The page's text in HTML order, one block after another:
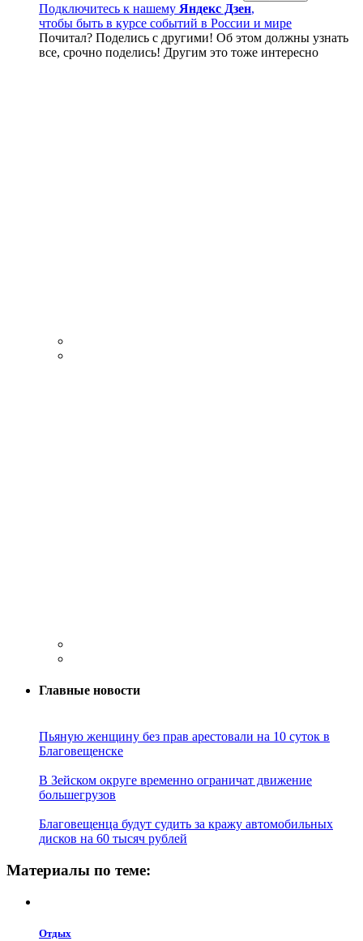
Подключитесь к нашему Яндекс Дзен,
чтобы быть в курсе событий в России и мире
Почитал? Поделись с другими! Об этом должны узнать
все, срочно поделись! Другим это тоже интересно
Главные новости
Пьяную женщину без прав арестовали на 10 суток в
Благовещенске
В Зейском округе временно ограничат движение
большегрузов
Благовещенца будут судить за кражу автомобильных
дисков на 60 тысяч рублей
Материалы по теме:
Отдых